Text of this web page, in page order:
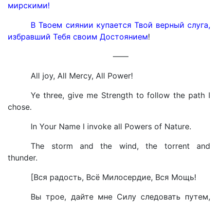
мирскими!
В Твоем сиянии купается Твой верный слуга,
избравший Тебя своим Достоянием!
——
All joy, All Mercy, All Power!
Ye three, give me Strength to follow the path I
chose.
In Your Name I invoke all Powers of Nature.
The storm and the wind, the torrent and
thunder.
[Вся радость, Всё Милосердие, Вся Мощь!
Вы трое, дайте мне Силу следовать путем,